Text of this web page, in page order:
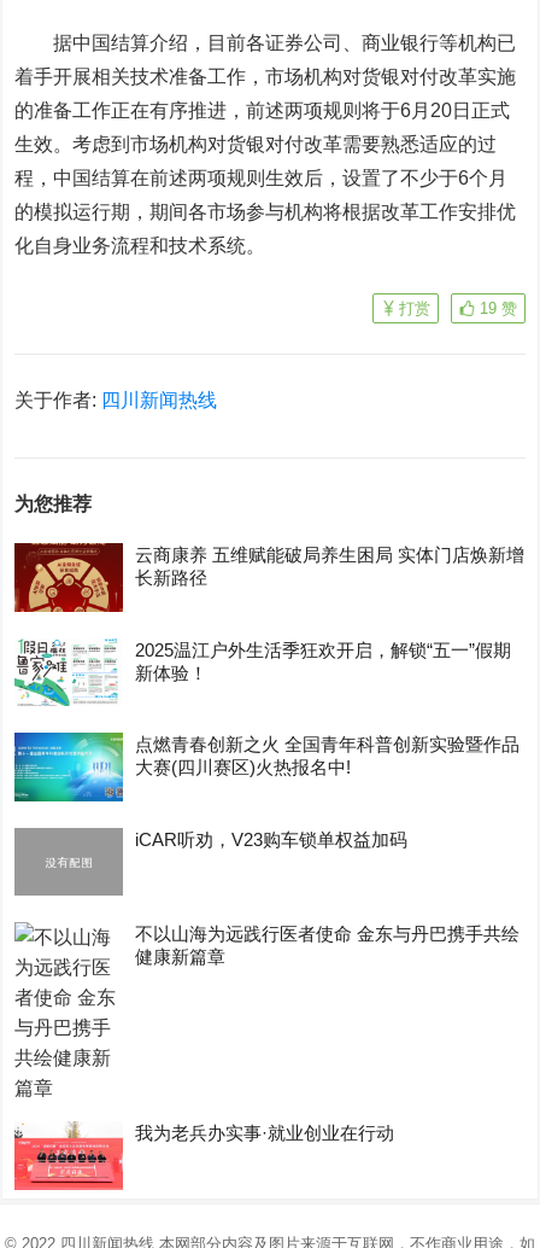
据中国结算介绍，目前各证券公司、商业银行等机构已
着手开展相关技术准备工作，市场机构对货银对付改革实施
的准备工作正在有序推进，前述两项规则将于6月20日正式
生效。考虑到市场机构对货银对付改革需要熟悉适应的过
程，中国结算在前述两项规则生效后，设置了不少于6个月
的模拟运行期，期间各市场参与机构将根据改革工作安排优
化自身业务流程和技术系统。
19 赞
打赏
关于作者: 四川新闻热线
为您推荐
云商康养 五维赋能破局养生困局 实体门店焕新增
长新路径
2025温江户外生活季狂欢开启，解锁“五一”假期
新体验！
点燃青春创新之火 全国青年科普创新实验暨作品
大赛(四川赛区)火热报名中!
iCAR听劝，V23购车锁单权益加码
不以山海为远践行医者使命 金东与丹巴携手共绘
健康新篇章
我为老兵办实事·就业创业在行动
© 2022 四川新闻热线本网部分内容及图片来源于互联网，不作商业用途，如